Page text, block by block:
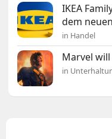
IKEA
dem
in Handel
Marvel
in